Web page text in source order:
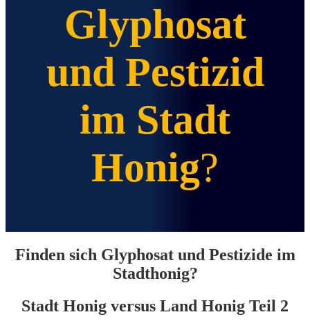
Glyphosat
und Pestizid
im Stadt
Honig?
Finden sich Glyphosat und Pestizide im
Stadthonig?
Stadt Honig versus Land Honig Teil 2